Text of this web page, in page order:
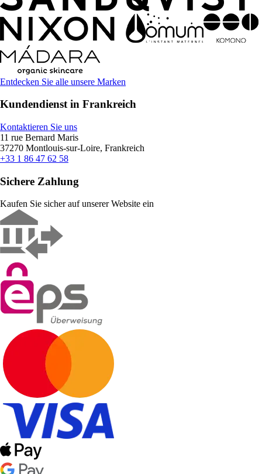
Entdecken Sie alle unsere Marken
Kundendienst in Frankreich
Kontaktieren Sie uns
11 rue Bernard Maris
37270 Montlouis-sur-Loire, Frankreich
+33 1 86 47 62 58
Sichere Zahlung
Kaufen Sie sicher auf unserer Website ein